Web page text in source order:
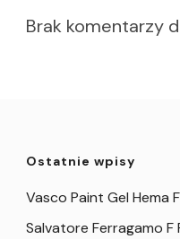
Brak komentarzy
Ostatnie wpisy
Vasco Paint Gel Hema
Salvatore Ferragamo F